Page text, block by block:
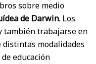
sobre medio
de Darwin. Los
también trabajarse en
distintas modalidades
educación